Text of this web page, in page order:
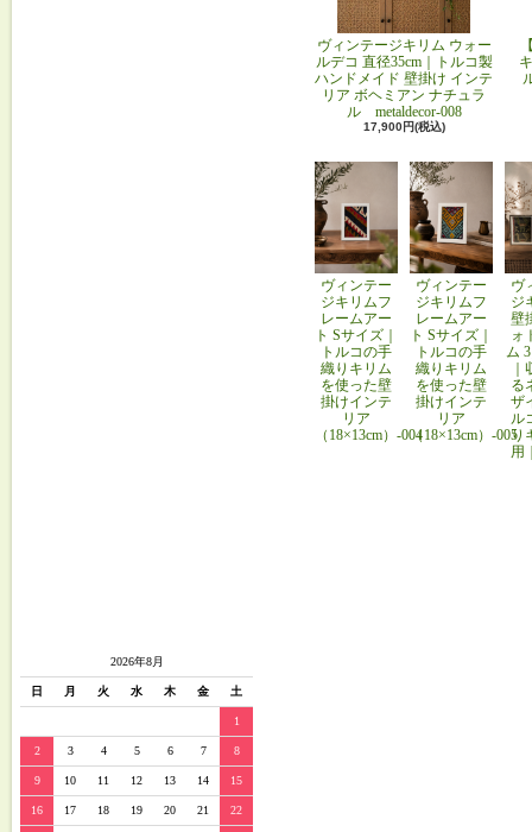
2026年8月
日 月 火 水 木 金 土
1
2 3 4 5 6 7 8
9 10 11 12 13 14 15
16 17 18 19 20 21 22
ヴィンテージキリム ウォー
ルデコ 直径35cm｜トルコ製
ハンドメイド 壁掛け インテ
リア ボヘミアン ナチュラ
ル metaldecor-008
17,900円(税込)
ヴィンテー
ジキリムフ
レームアー
ト Sサイズ｜
トルコの手
織りキリム
を使った壁
掛けインテ
リア
（18×13cm）-004
ヴィンテー
ジキリムフ
レームアー
ト Sサイズ｜
トルコの手
織りキリム
を使った壁
掛けインテ
リア
（18×13cm）-005
ヴ
ジ
壁
ォ
ム
る
ザ
ル
り
用